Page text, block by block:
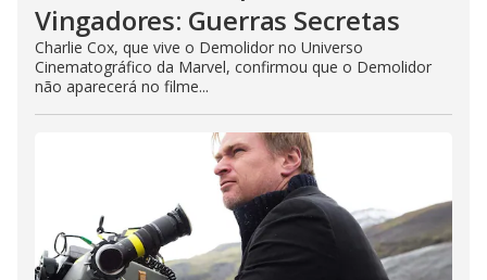
Vingadores: Guerras Secretas
Charlie Cox, que vive o Demolidor no Universo
Cinematográfico da Marvel, confirmou que o Demolidor
não aparecerá no filme...